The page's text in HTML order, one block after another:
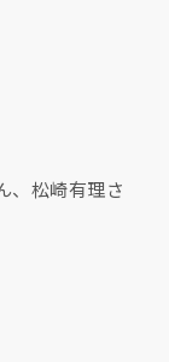
、松崎有理さ